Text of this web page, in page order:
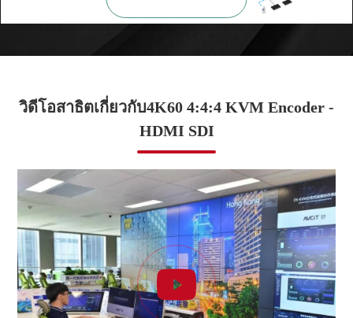
วิดีโอสาธิตเกี่ยวกับ4K60 4:4:4 KVM Encoder -
HDMI SDI
